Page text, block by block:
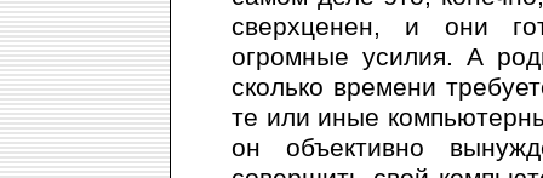
сверхценен, и они
огромные усилия. А
сколько времени
те или иные
он объективно